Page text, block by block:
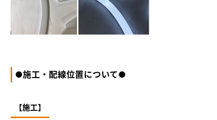
●施工・配線位置について●
【施工】